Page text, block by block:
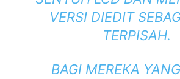
VERSI DIEDIT
TERPISAH.
BAGI MEREKA